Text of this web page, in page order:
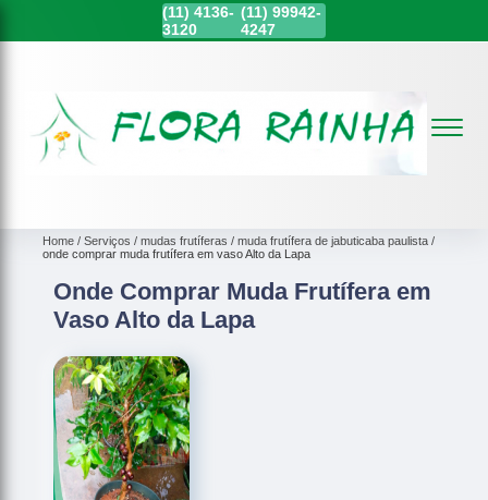
(11) 4136-
3120
(11)99942-
4247
Home Serviços mudas frutíferas
muda frutífera de jabuticaba paulista
onde comprar muda frutífera em vaso Alto da Lapa
Onde Comprar Muda Frutífera em
Vaso Alto da Lapa